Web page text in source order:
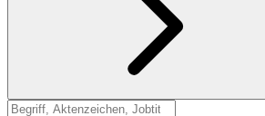
Suche